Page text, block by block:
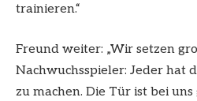
trainieren.“
Freund weiter: „Wir setzen
Nachwuchsspieler: Jeder hat
zu machen. Die Tür ist bei uns